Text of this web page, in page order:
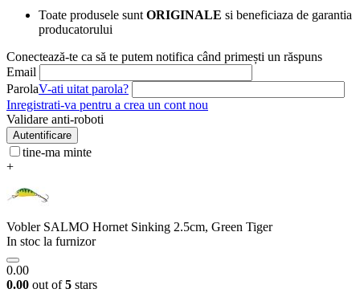
Toate produsele sunt ORIGINALE si beneficiaza de garantia
producatorului
Conectează-te ca să te putem notifica când primești un răspuns
Email
ParolaV-ati uitat parola?
Inregistrati-va pentru a crea un cont nou
Validare anti-roboti
Autentificare
tine-ma minte
+
Vobler SALMO Hornet Sinking 2.5cm, Green Tiger
In stoc la furnizor
0.00
0.00 out of5 stars